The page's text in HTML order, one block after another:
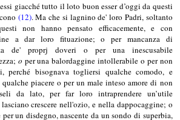
giacché tutto il loto buon esser d’oggi da questi
(12). Ma che si lagnino de' loro Padri, soltanto
non hanno pensato efficacemente, e con
a dar loro fituazione; o per mancanza di
de' proprj doveri o per una inescusabile
o per una balordaggine intollerabile o per non
perché bisognava togliersi qualche comodo, e
piacere o per un male inteso amore di non
da lato, per far loro intraprendere un’utile
crescere nell'ozio, e nella dappocaggine; o
un disdegno, nascente da un sondo di superbia,